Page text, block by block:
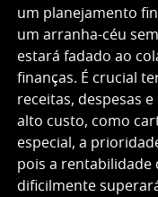
um planejamento
um arranha-céu
estará fadado ao
finanças. É crucial
receitas, despesas
alto custo, como
especial, a
pois a rentabilidade
dificilmente